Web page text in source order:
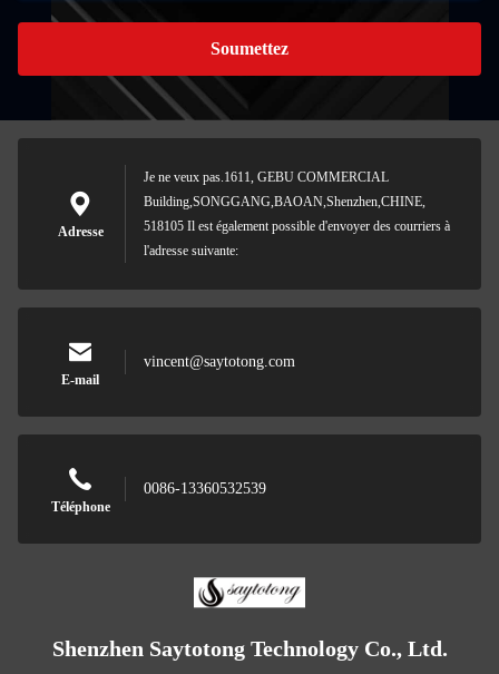
Soumettez
Adresse
Je ne veux pas.1611, GEBU COMMERCIAL
Building,SONGGANG,BAOAN,Shenzhen,CHINE,
518105 Il est également possible d'envoyer des courriers à
l'adresse suivante:
E-mail
vincent@saytotong.com
Téléphone
0086-13360532539
Shenzhen Saytotong Technology Co., Ltd.